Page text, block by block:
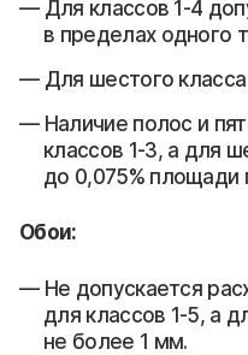
Для классов 1-4
в пределах одного
Для шестого
Наличие полос и
классов 1-3, а для
до 0,075% площади
Обои:
Не допускается
для классов 1-5, а
не более 1 мм.